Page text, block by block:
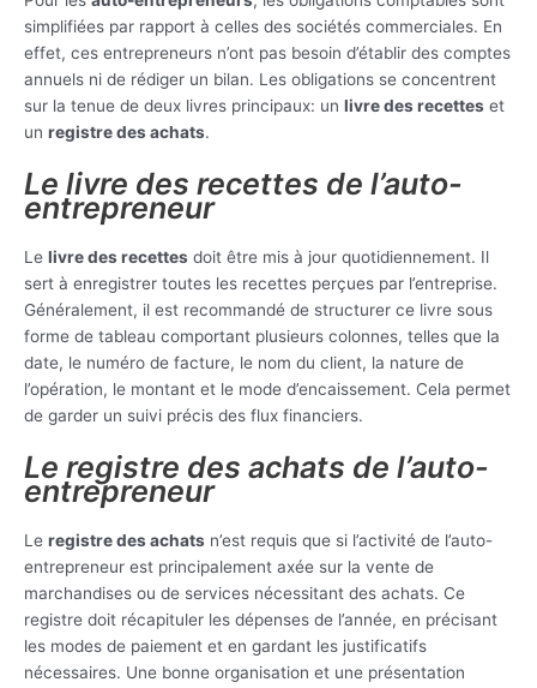
simplifiées par rapport à celles des sociétés commerciales. En
effet, ces entrepreneurs n’ont pas besoin d’établir des comptes
annuels ni de rédiger un bilan. Les obligations se concentrent
sur la tenue de deux livres principaux: un livre des recettes et
un registre des achats.
Le livre des recettes de l’auto-
entrepreneur
Le livre des recettes doit être mis à jour quotidiennement. Il
sert à enregistrer toutes les recettes perçues par l’entreprise.
Généralement, il est recommandé de structurer ce livre sous
forme de tableau comportant plusieurs colonnes, telles que la
date, le numéro de facture, le nom du client, la nature de
l’opération, le montant et le mode d’encaissement. Cela permet
de garder un suivi précis des flux financiers.
Le registre des achats de l’auto-
entrepreneur
Le registre des achats n’est requis que si l’activité de l’auto-
entrepreneur est principalement axée sur la vente de
marchandises ou de services nécessitant des achats. Ce
registre doit récapituler les dépenses de l’année, en précisant
les modes de paiement et en gardant les justificatifs
nécessaires. Une bonne organisation et une présentation